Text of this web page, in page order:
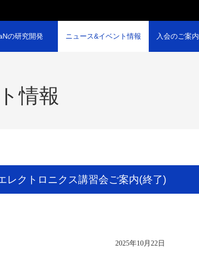
の研究開発 ニュース&イベント情報 入会のご案内
情報
レクトロニクス講習会ご案内(終了)
月22日